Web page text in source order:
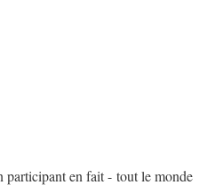
participant en fait - tout le monde